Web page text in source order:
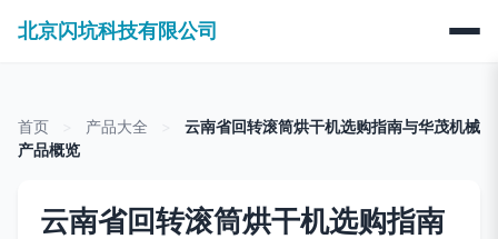
北京闪坑科技有限公司
首页 产品大全
云南省回转滚筒烘干机选购指南与华茂机械
产品概览
云南省回转滚筒烘干机选购指南